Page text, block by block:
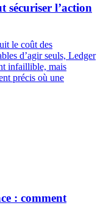
sécuriser l’action
le coût des
d’agir seuls, Ledger
infaillible, mais
précis où une
: comment